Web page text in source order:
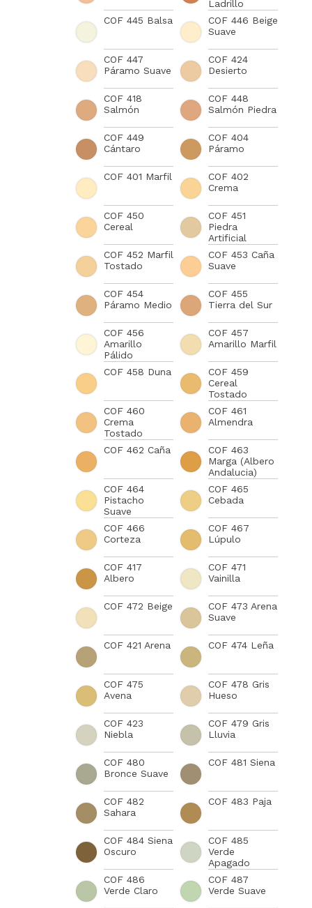
Ladrillo
COF 445 Balsa
COF 446 Beige
Suave
COF 447
Páramo Suave
COF 424
Desierto
COF 418
Salmón
COF 448
Salmón Piedra
COF 449
Cántaro
COF 404
Páramo
COF 401 Marfil
COF 402
Crema
COF 450
Cereal
COF 451
Piedra
Artificial
COF 452 Marfil
Tostado
COF 453 Caña
Suave
COF 454
Páramo Medio
COF 455
Tierra del Sur
COF 456
Amarillo
Pálido
COF 457
Amarillo Marfil
COF 458 Duna
COF 459
Cereal
Tostado
COF 460
Crema
Tostado
COF 461
Almendra
COF 462 Caña
COF 463
Marga (Albero
Andalucia)
COF 464
Pistacho
Suave
COF 465
Cebada
COF 466
Corteza
COF 467
Lúpulo
COF 417
Albero
COF 471
Vainilla
COF 472 Beige
COF 473 Arena
Suave
COF 421 Arena COF 474 Leña
COF 475
Avena
COF 478 Gris
Hueso
COF 423
Niebla
COF 479 Gris
Lluvia
COF 480
Bronce Suave
COF 481 Siena
COF 482
Sahara
COF 483 Paja
COF 484 Siena
Oscuro
COF 485
Verde
Apagado
COF 486
Verde Claro
COF 487
Verde Suave